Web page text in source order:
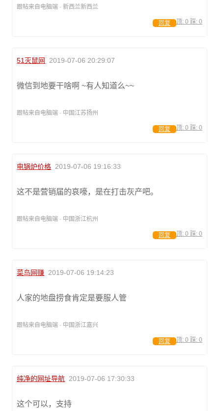
跟帖来自电脑端 · 新西兰新西兰
顶: 0 踩: 0
回复
51灭鼠网 2019-07-06 20:29:07
微信到地要干啥啊 ~有人知道么~~
跟帖来自电脑端 · 中国江苏扬州
顶: 0 踩: 0
回复
电锅炉价格 2019-07-06 19:16:33
这不是营销届的哀嚎，是在打击灰产吧。
跟帖来自电脑端 · 中国浙江杭州
顶: 0 踩: 0
回复
菜鸟网赚 2019-07-06 19:14:23
人家的地盘捞食肯定是要服人管
跟帖来自电脑端 · 中国浙江嘉兴
顶: 0 踩: 0
回复
纯净的网址导航 2019-07-06 17:30:33
这个可以，支持